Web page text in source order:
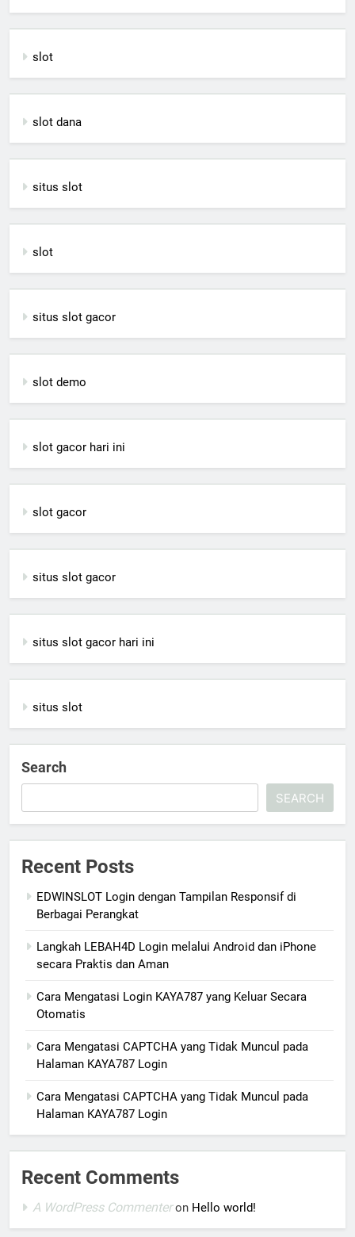
slot
slot dana
situs slot
slot
situs slot gacor
slot demo
slot gacor hari ini
slot gacor
situs slot gacor
situs slot gacor hari ini
situs slot
Search
SEARCH
Recent Posts
EDWINSLOT Login dengan Tampilan Responsif di
Berbagai Perangkat
Langkah LEBAH4D Login melalui Android dan iPhone
secara Praktis dan Aman
Cara Mengatasi Login KAYA787 yang Keluar Secara
Otomatis
Cara Mengatasi CAPTCHA yang Tidak Muncul pada
Halaman KAYA787 Login
Cara Mengatasi CAPTCHA yang Tidak Muncul pada
Halaman KAYA787 Login
Recent Comments
A WordPress Commenteron Hello world!